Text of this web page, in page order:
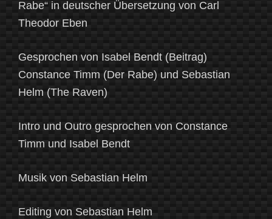
Rabe“ in deutscher Übersetzung von Carl
Theodor Eben
Gesprochen von Isabel Bendt (Beitrag)
Constance Timm (Der Rabe) und Sebastian
Helm (The Raven)
Intro und Outro gesprochen von Constance
Timm und Isabel Bendt
Musik von Sebastian Helm
Editing von Sebastian Helm